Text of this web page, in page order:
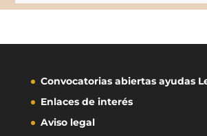
Convocatorias abiertas ayudas
Enlaces de interés
Aviso legal